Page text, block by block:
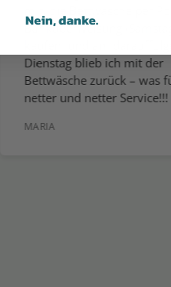
Banküberweisung (Samstag) zu
Dienstag blieb ich mit der
Bettwäsche zurück – was für ein
netter und netter Service!!!
MARIA
Nein, danke.